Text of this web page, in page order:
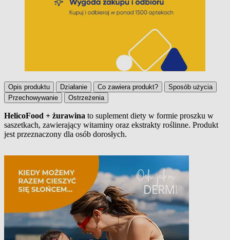
Opis produktu Działanie Co zawiera produkt?
Sposób użycia
Przechowywanie
Ostrzeżenia
Opis produktu
HelicoFood + żurawina to suplement diety w formie proszku w
saszetkach, zawierający witaminy oraz ekstrakty roślinne. Produkt
jest przeznaczony dla osób dorosłych.